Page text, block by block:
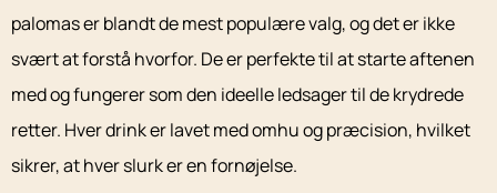
palomas er blandt de mest populære valg, og det er ikke
svært at forstå hvorfor. De er perfekte til at starte aftenen
med og fungerer som den ideelle ledsager til de krydrede
retter. Hver drink er lavet med omhu og præcision, hvilket
sikrer, at hver slurk er en fornøjelse.